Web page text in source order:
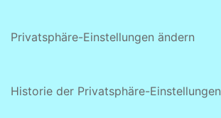
Privatsphäre-Einstellungen ändern
Historie der Privatsphäre-Einstellungen